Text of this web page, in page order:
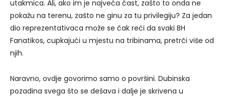
utakmica. Ali, ako im je najveća čast, zašto to onda ne
pokažu na terenu, zašto ne ginu za tu privilegiju? Za jedan
dio reprezentativaca može se čak reći da svaki BH
Fanatikos, cupkajući u mjestu na tribinama, pretrči više od
njih.
Naravno, ovdje govorimo samo o površini. Dubinska
pozadina svega što se dešava i dalje je skrivena u